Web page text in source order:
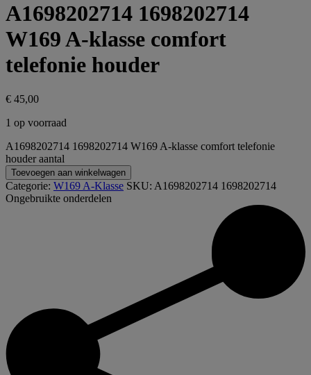
A1698202714 1698202714
W169 A-klasse comfort
telefonie houder
€ 45,00
1 op voorraad
A1698202714 1698202714 W169 A-klasse comfort telefonie
houder aantal
Toevoegen aan winkelwagen
Categorie: W169 A-Klasse SKU: A1698202714 1698202714
Ongebruikte onderdelen